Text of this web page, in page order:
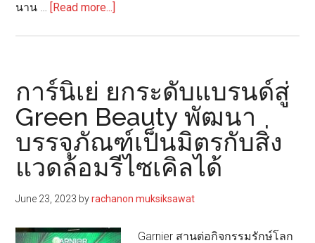
นาน …
[Read more...]
เทียน
หอม
จิตใจ
สงบ
ใส่ใจ
แวดล้อม
การ์นิเย่ ยกระดับแบรนด์สู่
Green Beauty พัฒนา
บรรจุภัณฑ์เป็นมิตรกับสิ่ง
แวดล้อมรีไซเคิลได้
June 23, 2023 byrachanon muksiksawat
Garnier สานต่อกิจกรรมรักษ์โลก